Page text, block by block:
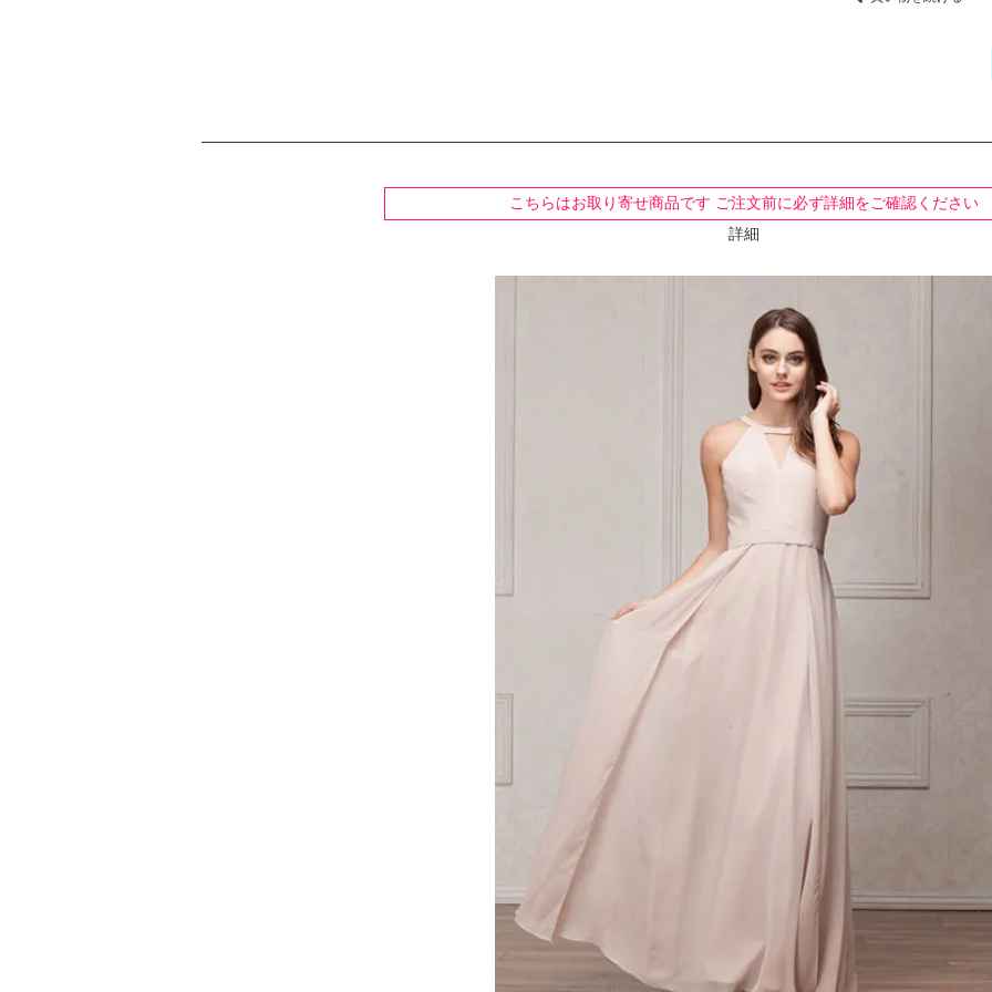
こちらはお取り寄せ商品です ご注文前に必ず詳細をご確認ください
詳細